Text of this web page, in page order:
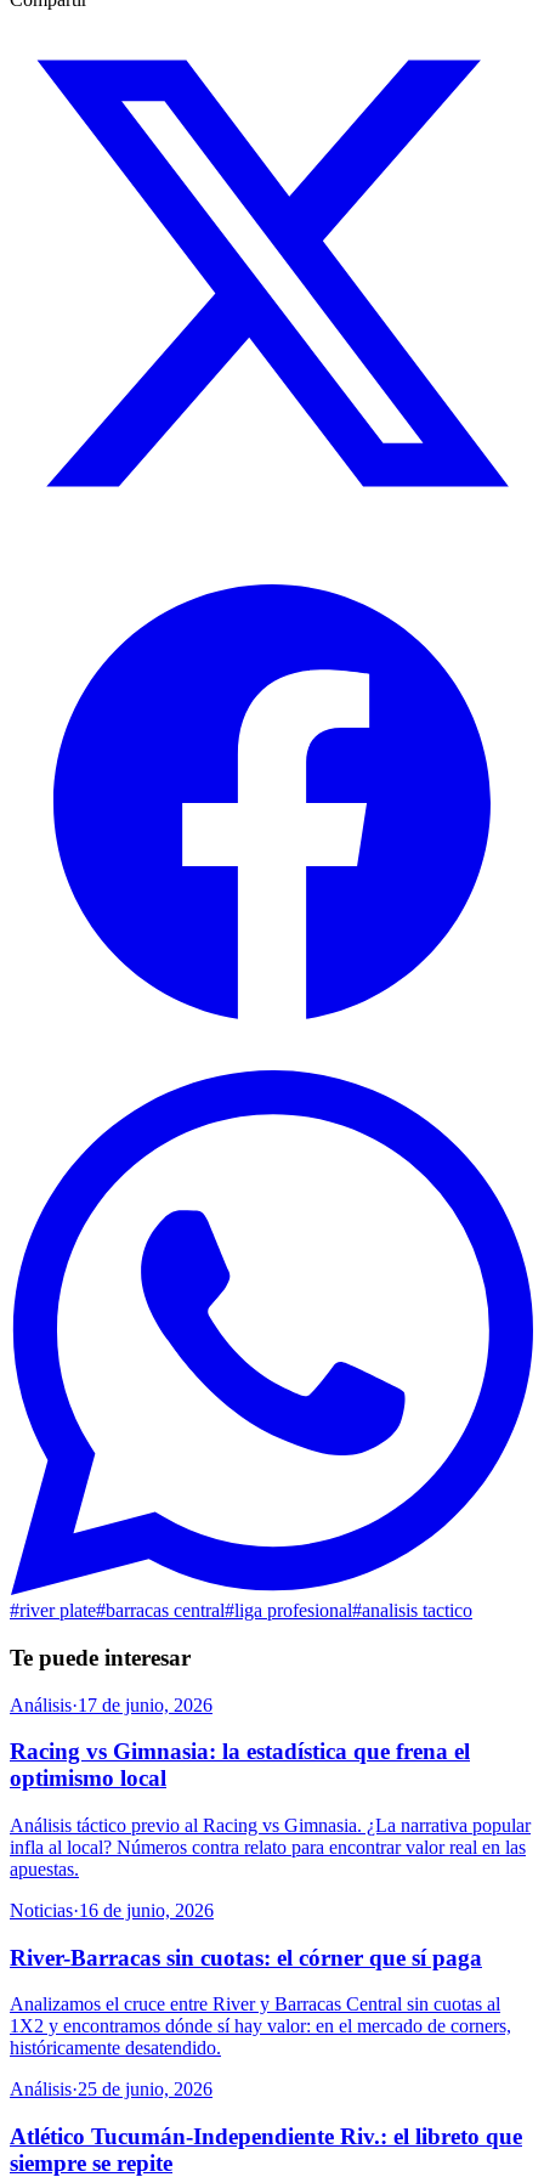
#river plate#barracas central#liga profesional#analisis tactico
Te puede interesar
Análisis·17 de junio, 2026
Racing vs Gimnasia: la estadística que frena el
optimismo local
Análisis táctico previo al Racing vs Gimnasia. ¿La narrativa popular
infla al local? Números contra relato para encontrar valor real en las
apuestas.
Noticias·16 de junio, 2026
River-Barracas sin cuotas: el córner que sí paga
Analizamos el cruce entre River y Barracas Central sin cuotas al
1X2 y encontramos dónde sí hay valor: en el mercado de corners,
históricamente desatendido.
Análisis·25 de junio, 2026
Atlético Tucumán-Independiente Riv.: el libreto que
siempre se repite